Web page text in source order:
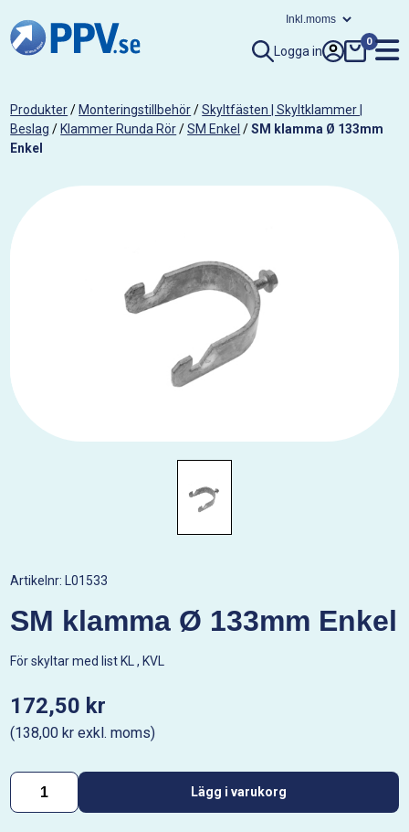
Logga in
0
Produkter/ Monteringstillbehör/Skyltfästen | Skyltklammer |
Beslag / Klammer Runda Rör/SM Enkel /SM klamma Ø 133mm
Enkel
Artikelnr: L01533
SM klamma Ø 133mm Enkel
För skyltar med list KL , KVL
172,50 kr
(138,00 kr exkl. moms)
Lägg i varukorg